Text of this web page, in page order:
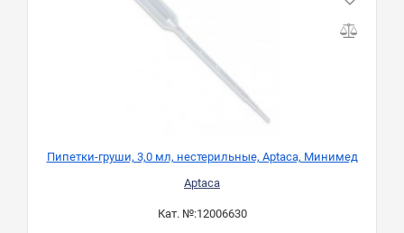
Пипетки-груши, 3,0 мл, нестерильные, Aptaca, Минимед
Aptaca
Кат. №:12006630